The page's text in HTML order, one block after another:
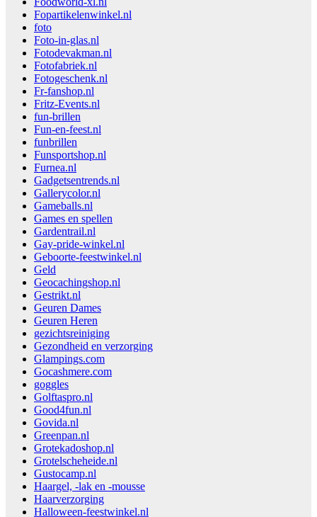
Fopartikelenwinkel.nl
foto
Foto-in-glas.nl
Fotodevakman.nl
Fotofabriek.nl
Fotogeschenk.nl
Fr-fanshop.nl
Fritz-Events.nl
fun-brillen
Fun-en-feest.nl
funbrillen
Funsportshop.nl
Furnea.nl
Gadgetsentrends.nl
Gallerycolor.nl
Gameballs.nl
Games en spellen
Gardentrail.nl
Gay-pride-winkel.nl
Geboorte-feestwinkel.nl
Geld
Geocachingshop.nl
Gestrikt.nl
Geuren Dames
Geuren Heren
gezichtsreiniging
Gezondheid en verzorging
Glampings.com
Gocashmere.com
goggles
Golftaspro.nl
Good4fun.nl
Govida.nl
Greenpan.nl
Grotekadoshop.nl
Grotelscheheide.nl
Gustocamp.nl
Haargel, -lak en -mousse
Haarverzorging
Halloween-feestwinkel.nl